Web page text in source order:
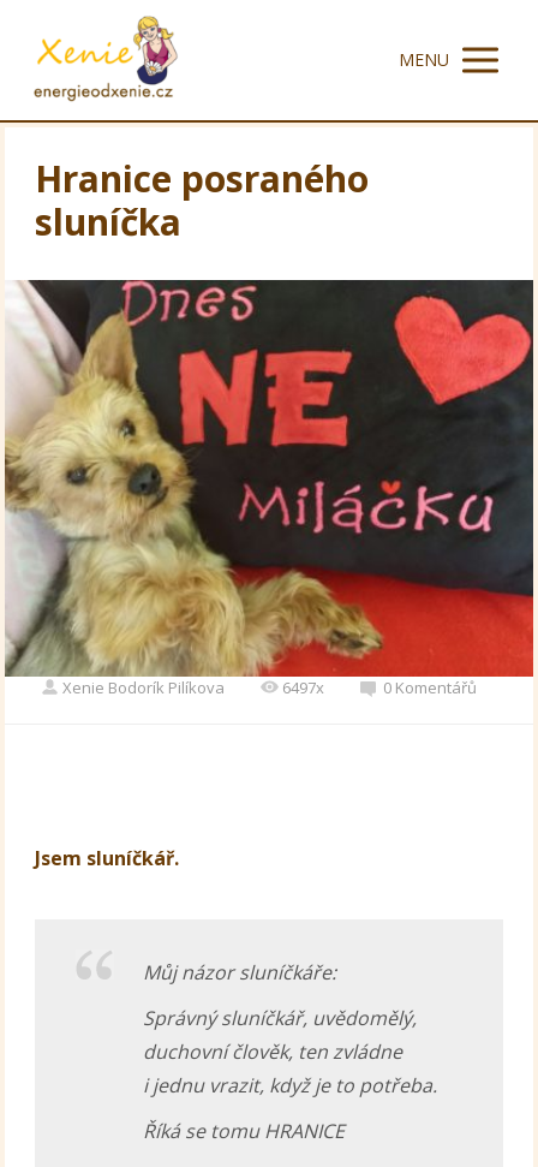
MENU
Hranice posraného
sluníčka
Xenie Bodorík Pilíkova 6497x 0 Komentářů
Jsem sluníčkář.
Můj názor sluníčkáře:
Správný sluníčkář, uvědomělý,
duchovní člověk, ten zvládne
i jednu vrazit, když je to potřeba.
Říká se tomu HRANICE